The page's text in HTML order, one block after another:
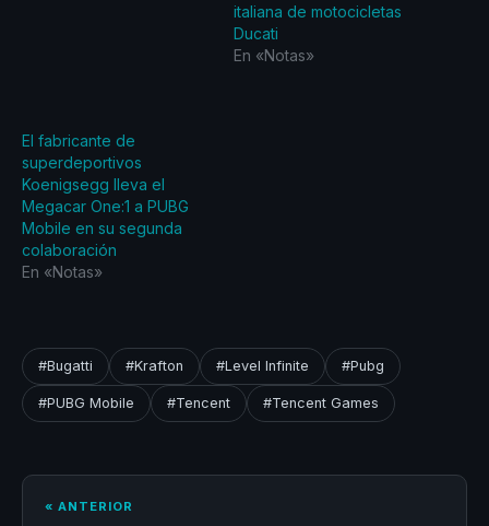
aspiracionales del mundo
al icónico campo de
batalla de PUBG…
italiana de motocicletas
Ducati
En «Notas»
El fabricante de
superdeportivos
Koenigsegg lleva el
Megacar One:1 a PUBG
Mobile en su segunda
colaboración
En «Notas»
#Bugatti #Krafton #Level Infinite #Pubg
#PUBG Mobile #Tencent #Tencent Games
« ANTERIOR